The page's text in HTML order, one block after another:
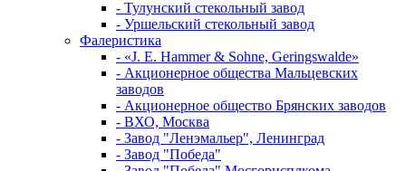
- Тулунский стекольный завод
- Уршельский стекольный завод
Фалеристика
- «J. E. Hammer & Sohne, Geringswalde»
- Акционерное общества Мальцевских
заводов
- Акционерное общество Брянских заводов
- ВХО, Москва
- Завод "Ленэмальер", Ленинград
- Завод "Победа"